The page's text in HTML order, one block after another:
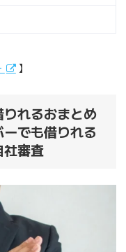
】
れるおまとめ
でも借りれる
審査